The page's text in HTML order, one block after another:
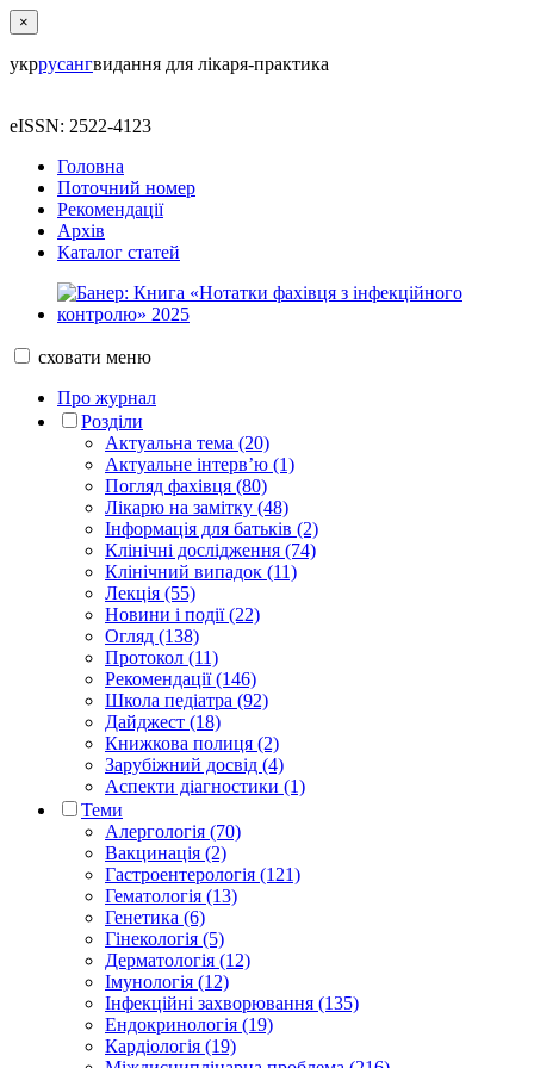
×
укррусангвидання для лікаря-практика
eISSN: 2522-4123
Головна
Поточний номер
Рекомендації
Архів
Каталог статей
сховати меню
Про журнал
Розділи
Актуальна тема (20)
Актуальне інтерв’ю (1)
Погляд фахівця (80)
Лікарю на замітку (48)
Інформація для батьків (2)
Клінічні дослідження (74)
Клінічний випадок (11)
Лекція (55)
Новини і події (22)
Огляд (138)
Протокол (11)
Рекомендації (146)
Школа педіатра (92)
Дайджест (18)
Книжкова полиця (2)
Зарубіжний досвід (4)
Аспекти діагностики (1)
Теми
Алергологія (70)
Вакцинація (2)
Гастроентерологія (121)
Гематологія (13)
Генетика (6)
Гінекологія (5)
Дерматологія (12)
Імунологія (12)
Інфекційні захворювання (135)
Ендокринологія (19)
Кардіологія (19)